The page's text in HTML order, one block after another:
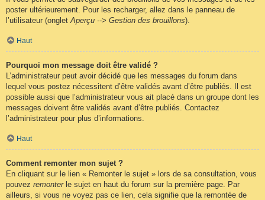
poster ultérieurement. Pour les recharger, allez dans le panneau de
l’utilisateur (ongletAperçu --> Gestion des brouillons).
Haut
Pourquoi mon message doit être validé ?
L’administrateur peut avoir décidé que les messages du forum dans
lequel vous postez nécessitent d’être validés avant d’être publiés. Il est
possible aussi que l’administrateur vous ait placé dans un groupe dont les
messages doivent être validés avant d’être publiés. Contactez
l’administrateur pour plus d’informations.
Haut
Comment remonter mon sujet ?
En cliquant sur le lien « Remonter le sujet » lors de sa consultation, vous
pouvez remonterle sujet en haut du forum sur la première page. Par
ailleurs, si vous ne voyez pas ce lien, cela signifie que la remontée de